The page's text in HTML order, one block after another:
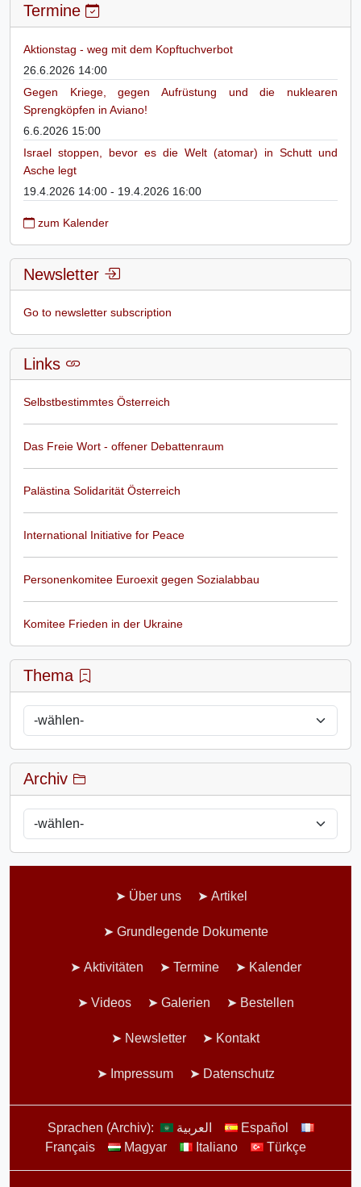
Termine
Aktionstag - weg mit dem Kopftuchverbot
26.6.2026 14:00
Gegen Kriege, gegen Aufrüstung und die nuklearen
Sprengköpfen in Aviano!
6.6.2026 15:00
Israel stoppen, bevor es die Welt (atomar) in Schutt und
Asche legt
19.4.2026 14:00 - 19.4.2026 16:00
zum Kalender
Newsletter
Go to newsletter subscription
Links
Selbstbestimmtes Österreich
Das Freie Wort - offener Debattenraum
Palästina Solidarität Österreich
International Initiative for Peace
Personenkomitee Euroexit gegen Sozialabbau
Komitee Frieden in der Ukraine
Thema
Archiv
Über uns Artikel
Grundlegende Dokumente
Aktivitäten Termine Kalender
Videos Galerien Bestellen
Newsletter Kontakt
Impressum Datenschutz
Sprachen (Archiv): العربية
Español
Français
Magyar Italiano Türkçe